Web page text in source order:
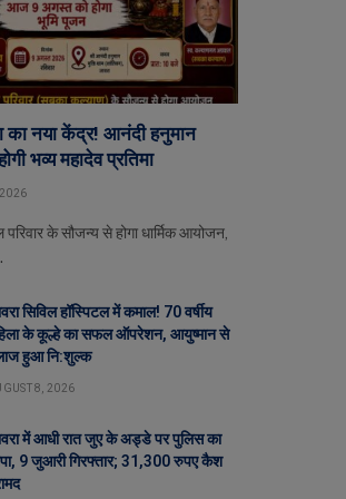
का नया केंद्र! आनंदी हनुमान
भव्य महादेव प्रतिमा
के सौजन्य से होगा धार्मिक आयोजन,
सिविल हॉस्पिटल में कमाल! 70 वर्षीय
के कूल्हे का सफल ऑपरेशन, आयुष्मान से
हुआ नि:शुल्क
8, 2026
में आधी रात जुए के अड्डे पर पुलिस का
9 जुआरी गिरफ्तार; 31,300 रुपए कैश